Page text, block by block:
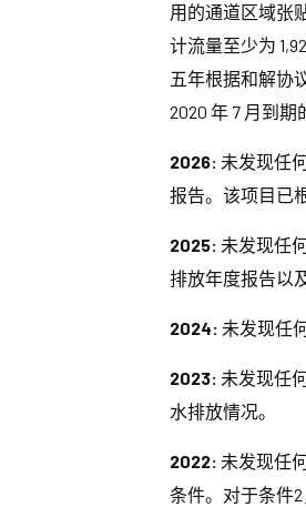
用的通道区域张
计流量至少为
五年根据和解协
2020 年 7 月到
2026: 未发现任
报告。该项目已
2025: 未发现任
排放年度报告以
2024: 未发现任
2023: 未发现任
水排放情况。
2022: 未发现任
条件。对于条件